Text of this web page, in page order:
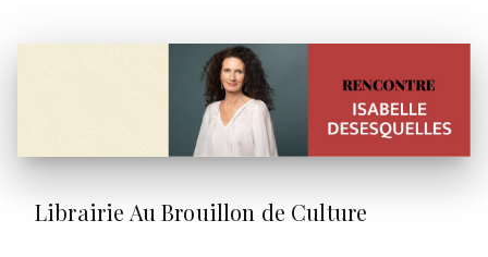
Librairie Au Brouillon de Culture